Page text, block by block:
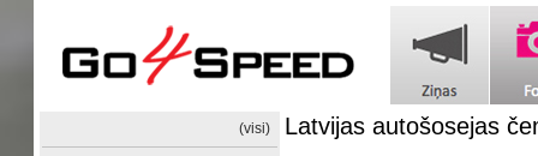
(visi) Latvijas autošosejas